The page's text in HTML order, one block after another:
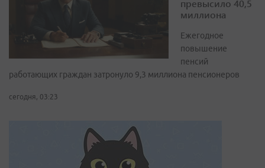
превысило 40,5
миллиона
Ежегодное
повышение
пенсий
работающих граждан затронуло 9,3 миллиона пенсионеров
сегодня, 03:23